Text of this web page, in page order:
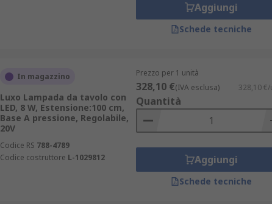
Aggiungi
Schede tecniche
In magazzino
Luxo Lampada da tavolo con
LED, 8 W, Estensione:100 cm,
Base A pressione, Regolabile,
20V
Codice RS 788-4789
Codice costruttore L-1029812
Prezzo per 1 unità
328,10 €(IVA esclusa) 328,10
Quantità
Aggiungi
Schede tecniche